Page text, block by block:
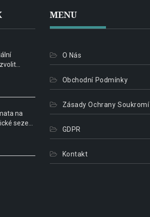
na
sezení:
MENU
O Nás
Obchodní Podmínky
Zásady Ochrany Soukromí
GDPR
Kontakt